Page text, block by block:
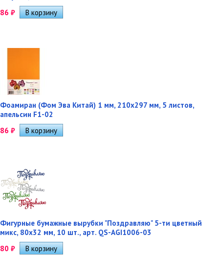
86 ₽
Фоамиран (Фом Эва Китай) 1 мм, 210х297 мм, 5 листов,
апельсин F1-02
86 ₽
Фигурные бумажные вырубки "Поздравляю" 5-ти цветный
микс, 80х32 мм, 10 шт., арт. QS-AGI1006-03
80 ₽